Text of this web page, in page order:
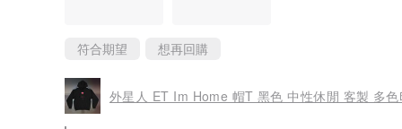
符合期望 想再回購
外星人 ET Im Home 帽T 黑色 中性休閒 客製 多色